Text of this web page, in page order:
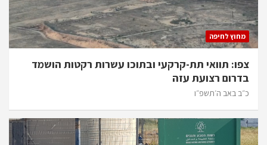
מחוץ לחיפה
צפו: תוואי תת-קרקעי ובתוכו עשרות רקטות הושמד
בדרום רצועת עזה
כ״ב באב ה׳תשפ״ו